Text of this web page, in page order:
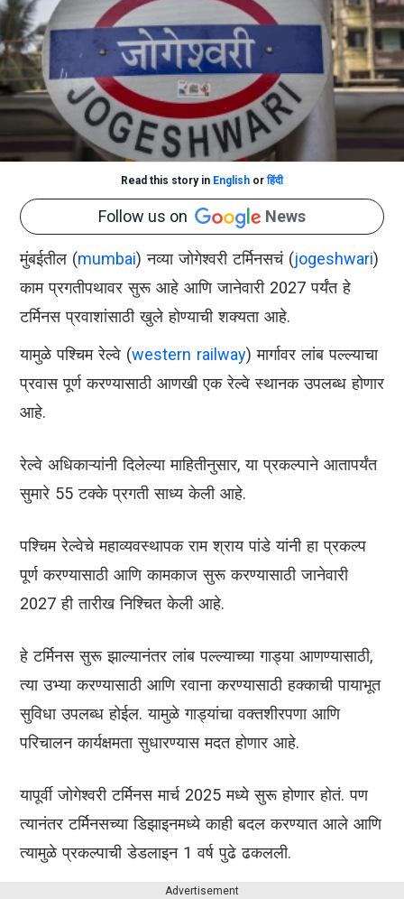
Read this story in English orहिंदी
Follow us on News
मुंबईतील (mumbai) नव्या जोगेश्वरी टर्मिनसचं (jogeshwari)
काम प्रगतीपथावर सुरू आहे आणि जानेवारी 2027 पर्यंत हे
टर्मिनस प्रवाशांसाठी खुले होण्याची शक्यता आहे.
यामुळे पश्चिम रेल्वे (western railway) मार्गावर लांब पल्ल्याचा
प्रवास पूर्ण करण्यासाठी आणखी एक रेल्वे स्थानक उपलब्ध होणार
आहे.
रेल्वे अधिकाऱ्यांनी दिलेल्या माहितीनुसार, या प्रकल्पाने आतापर्यंत
सुमारे 55 टक्के प्रगती साध्य केली आहे.
पश्चिम रेल्वेचे महाव्यवस्थापक राम श्राय पांडे यांनी हा प्रकल्प
पूर्ण करण्यासाठी आणि कामकाज सुरू करण्यासाठी जानेवारी
2027 ही तारीख निश्चित केली आहे.
हे टर्मिनस सुरू झाल्यानंतर लांब पल्ल्याच्या गाड्या आणण्यासाठी,
त्या उभ्या करण्यासाठी आणि रवाना करण्यासाठी हक्काची पायाभूत
सुविधा उपलब्ध होईल. यामुळे गाड्यांचा वक्तशीरपणा आणि
परिचालन कार्यक्षमता सुधारण्यास मदत होणार आहे.
यापूर्वी जोगेश्वरी टर्मिनस मार्च 2025 मध्ये सुरू होणार होतं. पण
त्यानंतर टर्मिनसच्या डिझाइनमध्ये काही बदल करण्यात आले आणि
त्यामुळे प्रकल्पाची डेडलाइन 1 वर्ष पुढे ढकलली.
Advertisement